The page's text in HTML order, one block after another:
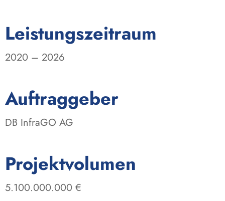
Leistungszeitraum
2020 – 2026
Auftraggeber
DB InfraGO AG
Projektvolumen
5.100.000.000 €